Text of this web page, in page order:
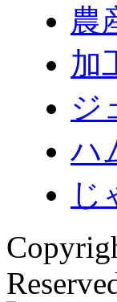
農
加
ジ
ハ
じ